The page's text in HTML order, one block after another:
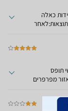
כבר מהרגע הראשון שנפתחהצבתי 2 יחידות כאלה
תופס
מפרפרים